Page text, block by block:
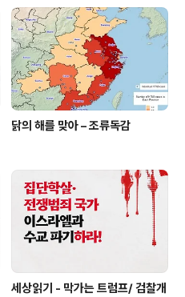
한 인종주의 증
한 사람씩 사건
는 구호를 외
닭의 해를 맞아 – 조류독감
세상읽기 - 막가는 트럼프/ 검찰개